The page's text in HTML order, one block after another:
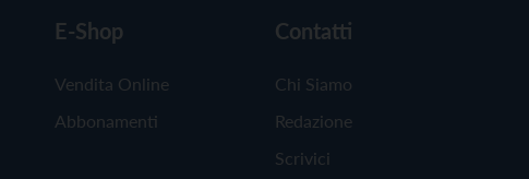
E-Shop
Vendita Online
Abbonamenti
Contatti
Chi Siamo
Redazione
Scrivici